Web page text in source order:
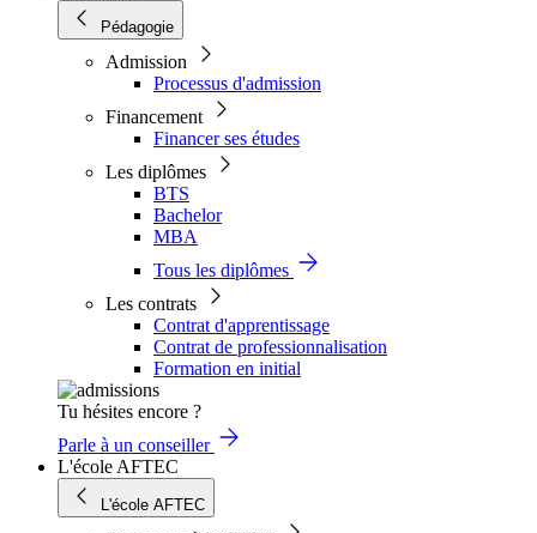
Pédagogie
Admission
Processus d'admission
Financement
Financer ses études
Les diplômes
BTS
Bachelor
MBA
Tous les diplômes
Les contrats
Contrat d'apprentissage
Contrat de professionnalisation
Formation en initial
Tu hésites encore ?
Parle à un conseiller
L'école AFTEC
L'école AFTEC